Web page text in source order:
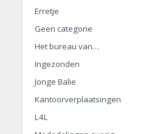
Erretje
Geen categorie
Het bureau van…
Ingezonden
Jonge Balie
Kantoorverplaatsingen
L4L